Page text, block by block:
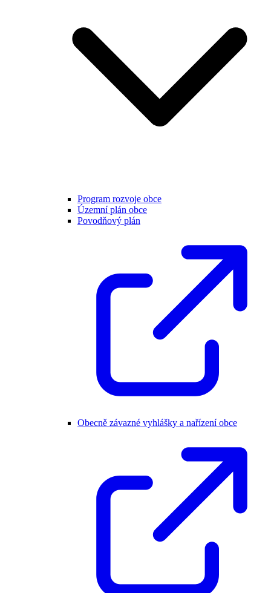
Program rozvoje obce
Územní plán obce
Povodňový plán
Obecně závazné vyhlášky a nařízení obce